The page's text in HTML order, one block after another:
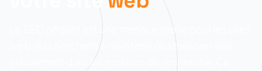
Le SEO négatif est une menace réelle pour les sites
web qui cherchent à maintenir ou améliorer leur
classement dans les moteurs de recherche. Ce